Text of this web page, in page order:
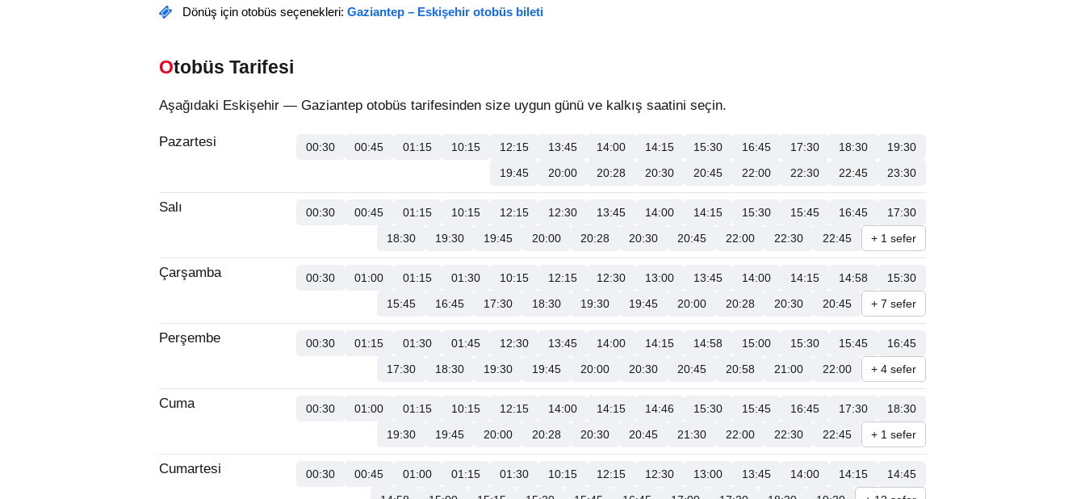
Dönüş için otobüs seçenekleri: Gaziantep – Eskişehir otobüs bileti
Otobüs Tarifesi
Aşağıdaki Eskişehir — Gaziantep otobüs tarifesinden size uygun günü ve kalkış saatini seçin.
Pazartesi 00:30 00:45 01:15 10:15 12:15 13:45 14:00 14:15 15:30 16:45 17:30 18:30
19:30
19:45
20:00 20:28 20:30 20:45 22:00 22:30 22:45 23:30
Salı 00:30 00:45 01:15 10:15 12:15 12:30 13:45 14:00 14:15 15:30 15:45 16:45
17:30
18:30
19:30 19:45 20:00 20:28 20:30 20:45 22:00 22:30 22:45 + 1 sefer
Çarşamba 00:30 01:00 01:15 01:30 10:15 12:15 12:30 13:00 13:45 14:00 14:15 14:58
15:30
15:45
16:45 17:30 18:30 19:30 19:45 20:00 20:28 20:30 20:45 + 7 sefer
Perşembe 00:30 01:15 01:30 01:45 12:30 13:45 14:00 14:15 14:58 15:00 15:30 15:45
16:45
17:30
18:30 19:30 19:45 20:00 20:30 20:45 20:58 21:00 22:00 + 4 sefer
Cuma 00:30 01:00 01:15 10:15 12:15 14:00 14:15 14:46 15:30 15:45 16:45 17:30
18:30
19:30
19:45 20:00 20:28 20:30 20:45 21:30 22:00 22:30 22:45 + 1 sefer
Cumartesi 00:30 00:45 01:00 01:15 01:30 10:15 12:15 12:30 13:00 13:45 14:00 14:15
14:45